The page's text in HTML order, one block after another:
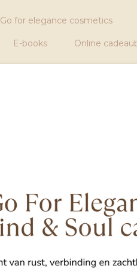
Go for elegance cosmetics
E-books Online